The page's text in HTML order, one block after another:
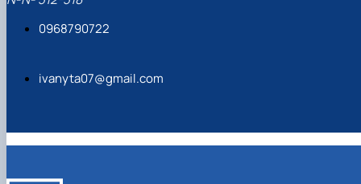
0968790722
ivanyta07@gmail.com